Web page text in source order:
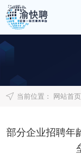
当前位置： 网站首页
部分企业招聘年